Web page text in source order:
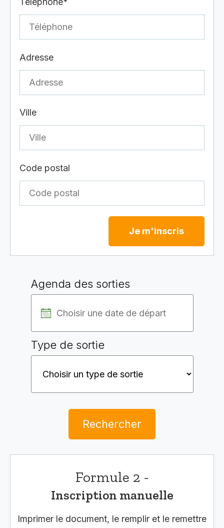
Adresse
Ville
Code postal
Je m'inscris
Agenda des sorties
Type de sortie
Rechercher
Formule 2 -
Inscription manuelle
Imprimer le document, le remplir et le remettre